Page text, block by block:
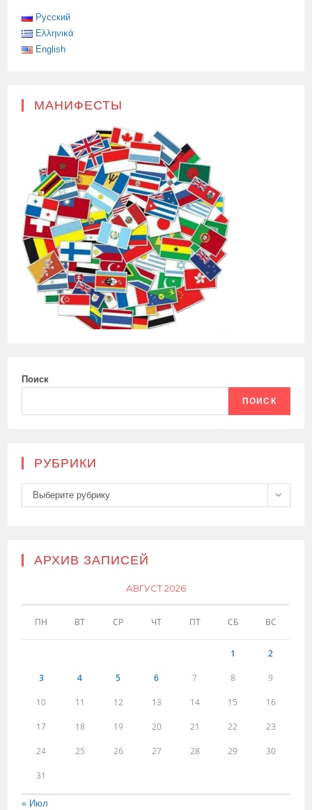
Русский
Ελληνικά
English
МАНИФЕСТЫ
Поиск
ПОИСК
РУБРИКИ
Рубрики
Выберите рубрику
АРХИВ ЗАПИСЕЙ
АВГУСТ 2026
ПН ВТ СР ЧТ ПТ СБ ВС
1 2
3 4 5 6 7 8 9
10 11 12 13 14 15 16
17 18 19 20 21 22 23
24 25 26 27 28 29 30
31
« Июл